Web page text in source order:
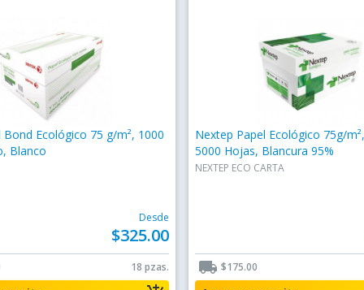
Bond Ecológico 75 g/m², 1000
Blanco
Desde
$325.00
18 pzas.
Nextep Papel Ecológico 75g/
5000 Hojas, Blancura 95%
NEXTEP ECO CARTA
local_shipping $175.00